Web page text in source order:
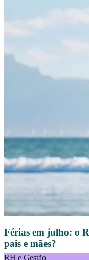
Férias em julho: o
pais e mães?
RH e Gestão